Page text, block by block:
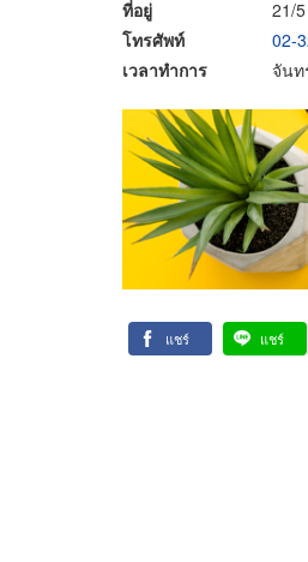
ที่อยู่
21/
โทรศัพท์
02-
เวลาทำการ
จันท
แชร์ แชร์